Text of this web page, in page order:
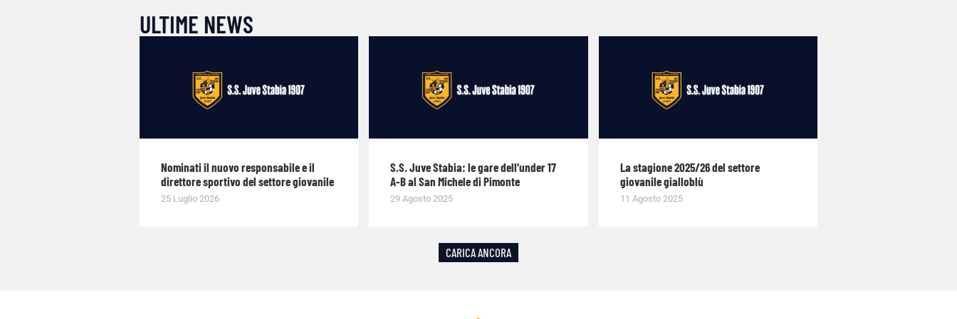
ULTIME NEWS
Nominati il nuovo responsabile e il
direttore sportivo del settore giovanile
25 Luglio 2026
S.S. Juve Stabia: le gare dell’under 17
A-B al San Michele di Pimonte
29 Agosto 2025
La stagione 2025/26 del settore
giovanile gialloblù
11 Agosto 2025
CARICA ANCORA